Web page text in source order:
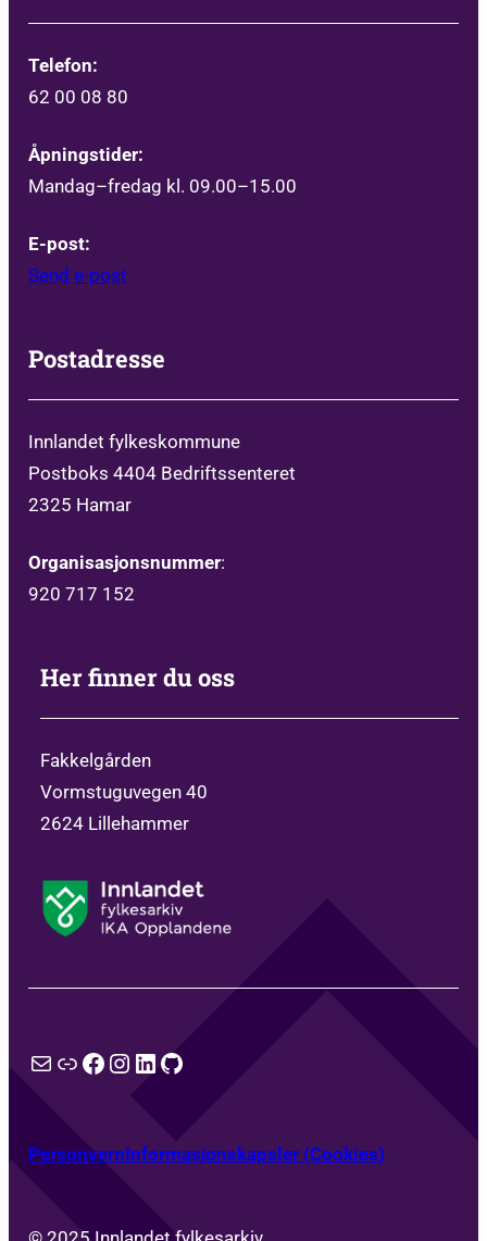
Telefon:
62 00 08 80
Åpningstider:
Mandag–fredag kl. 09.00–15.00
E-post:
Send e-post
Postadresse
Innlandet fylkeskommune
Postboks 4404 Bedriftssenteret
2325 Hamar
Organisasjonsnummer:
920 717 152
Her finner du oss
Fakkelgården
Vormstuguvegen 40
2624 Lillehammer
E-postLenke
Facebook
Instagram
LinkedIn
GitHub
PersonvernInformasjonskapsler (Cookies)